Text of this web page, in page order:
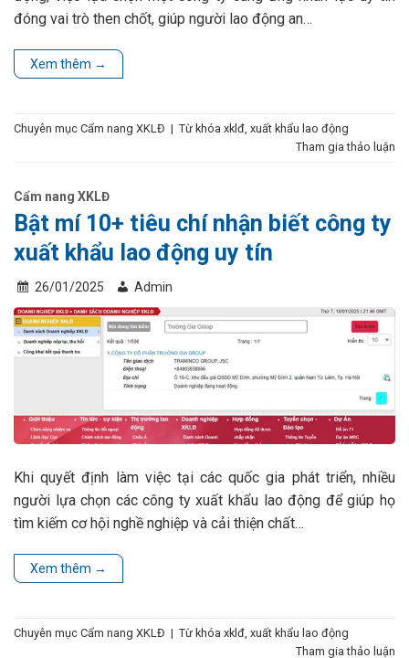
đóng vai trò then chốt, giúp người lao động an…
Xem thêm →
Chuyên mục Cẩm nang XKLĐ | Từ khóa xklđ, xuất khẩu lao động
Tham gia thảo luận
Cẩm nang XKLĐ
Bật mí 10+ tiêu chí nhận biết công ty
xuất khẩu lao động uy tín
26/01/2025 Admin
Khi quyết định làm việc tại các quốc gia phát triển, nhiều
người lựa chọn các công ty xuất khẩu lao động để giúp họ
tìm kiếm cơ hội nghề nghiệp và cải thiện chất…
Xem thêm →
Chuyên mục Cẩm nang XKLĐ | Từ khóa xklđ, xuất khẩu lao động
Tham gia thảo luận